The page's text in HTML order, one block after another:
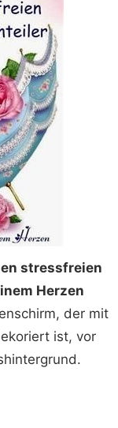
stressfreien
Herzen
der mit
ist, vor